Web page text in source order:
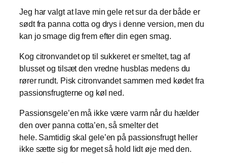
Jeg har valgt at lave min gele ret sur da der både er
sødt fra panna cotta og drys i denne version, men du
kan jo smage dig frem efter din egen smag.
Kog citronvandet op til sukkeret er smeltet, tag af
blusset og tilsæt den vredne husblas medens du
rører rundt. Pisk citronvandet sammen med kødet fra
passionsfrugterne og køl ned.
Passionsgele’en må ikke være varm når du hælder
den over panna cotta’en, så smelter det
hele. Samtidig skal gele’en på passionsfrugt heller
ikke sætte sig for meget så hold lidt øje med den.